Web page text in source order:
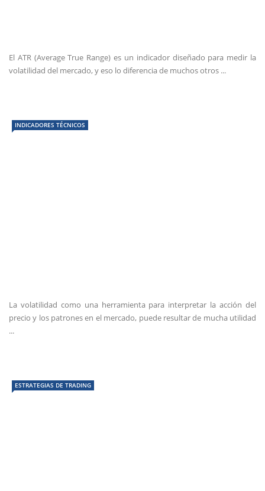
El ATR (Average True Range) es un indicador diseñado para medir la
volatilidad del mercado, y eso lo diferencia de muchos otros ...
INDICADORES TÉCNICOS
La volatilidad como una herramienta para interpretar la acción del
precio y los patrones en el mercado, puede resultar de mucha utilidad
...
ESTRATEGIAS DE TRADING